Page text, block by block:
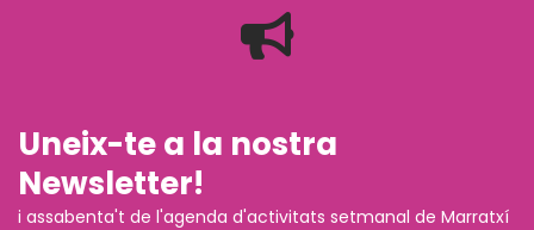
Uneix-te a la nostra
Newsletter!
i assabenta't de l'agenda d'activitats setmanal de Marratxí